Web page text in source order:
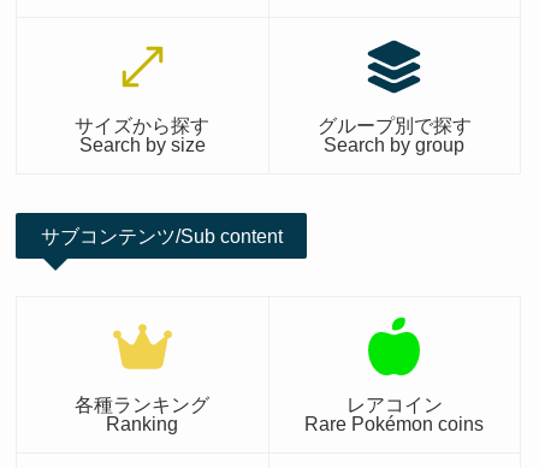
サイズから探す
Search by size
グループ別で探す
Search by group
サブコンテンツ/Sub content
各種ランキング
Ranking
レアコイン
Rare Pokémon coins